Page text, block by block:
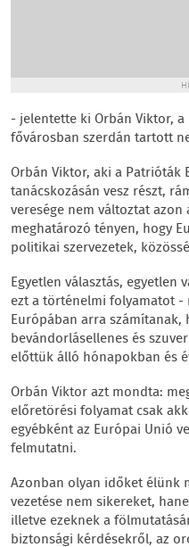
- jelentette ki Orbán Viktor,
fővárosban szerdán tartott
Orbán Viktor, aki a
tanácskozásán vesz részt,
veresége nem változtat
meghatározó tényen, hogy
politikai szervezetek,
Egyetlen választás, egyetlen
ezt a történelmi folyamatot -
Európában arra számítanak,
bevándorlásellenes és
előttük álló hónapokban és
Orbán Viktor azt mondta:
előretörési folyamat csak
egyébként az Európai Unió
felmutatni.
Azonban olyan időket élünk
vezetése nem sikereket,
illetve ezeknek a
biztonsági kérdésekről, az